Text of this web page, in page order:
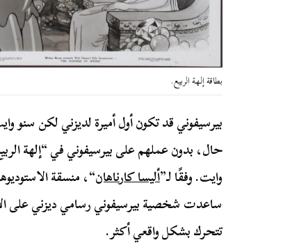
بطاقة إلهة الربيع.
بيرسيفوني قد تكون أول أميرة لديزني لكن سنو
حال، بدون عملهم على بيرسيفوني في “إلهة
وايت. وفقًا لـ”أليسا كارناهان“، منسقة
ساعدت شخصية بيرسيفوني رسامي ديزني على
تتحرك بشكل واقعي أكثر.